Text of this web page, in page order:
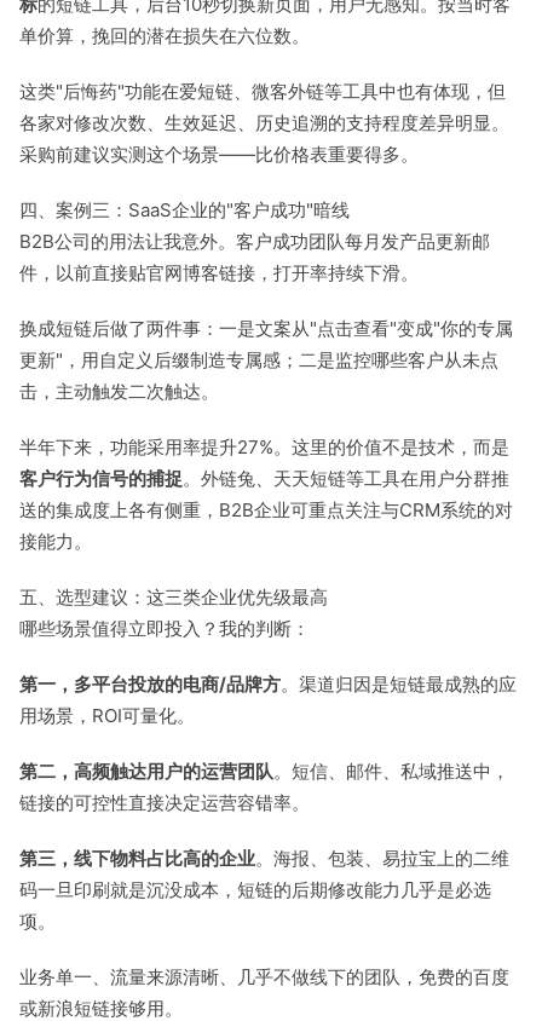
单价算，挽回的潜在损失在六位数。
这类"后悔药"功能在爱短链、微客外链等工具中也有体现，但
各家对修改次数、生效延迟、历史追溯的支持程度差异明显。
采购前建议实测这个场景——比价格表重要得多。
四、案例三：SaaS企业的"客户成功"暗线
B2B公司的用法让我意外。客户成功团队每月发产品更新邮
件，以前直接贴官网博客链接，打开率持续下滑。
换成短链后做了两件事：一是文案从"点击查看"变成"你的专属
更新"，用自定义后缀制造专属感；二是监控哪些客户从未点
击，主动触发二次触达。
半年下来，功能采用率提升27%。这里的价值不是技术，而是
客户行为信号的捕捉。外链兔、天天短链等工具在用户分群推
送的集成度上各有侧重，B2B企业可重点关注与CRM系统的对
接能力。
五、选型建议：这三类企业优先级最高
哪些场景值得立即投入？我的判断：
第一，多平台投放的电商/品牌方。渠道归因是短链最成熟的应
用场景，ROI可量化。
第二，高频触达用户的运营团队。短信、邮件、私域推送中，
链接的可控性直接决定运营容错率。
第三，线下物料占比高的企业。海报、包装、易拉宝上的二维
码一旦印刷就是沉没成本，短链的后期修改能力几乎是必选
项。
业务单一、流量来源清晰、几乎不做线下的团队，免费的百度
或新浪短链接够用。